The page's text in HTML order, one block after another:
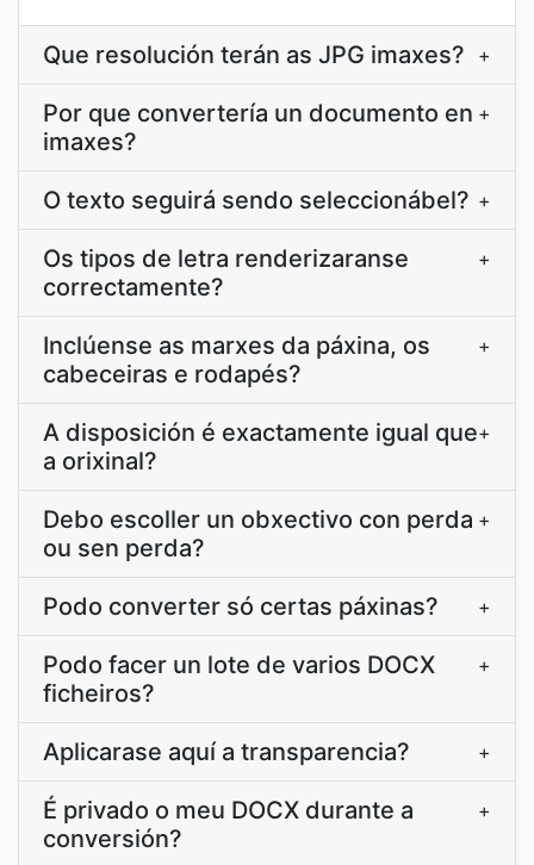
Que resolución terán as JPG imaxes? +
Por que convertería un documento en
imaxes?
+
O texto seguirá sendo seleccionábel? +
Os tipos de letra renderizaranse
correctamente?
+
Inclúense as marxes da páxina, os
cabeceiras e rodapés?
+
A disposición é exactamente igual que
a orixinal?
+
Debo escoller un obxectivo con perda
ou sen perda?
+
Podo converter só certas páxinas? +
Podo facer un lote de varios DOCX
ficheiros?
+
Aplicarase aquí a transparencia? +
É privado o meu DOCX durante a
conversión?
+